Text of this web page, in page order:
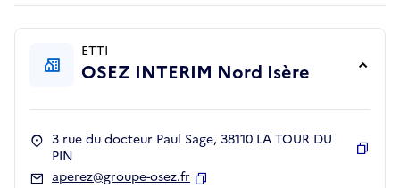
ETTI
OSEZ INTERIM Nord Isère
3 rue du docteur Paul Sage, 38110 LA TOUR DU
PIN
aperez@groupe-osez.fr